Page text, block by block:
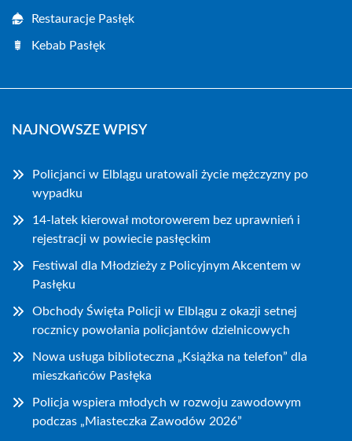
Restauracje Pasłęk
Kebab Pasłęk
NAJNOWSZE WPISY
Policjanci w Elblągu uratowali życie mężczyzny po
wypadku
14-latek kierował motorowerem bez uprawnień i
rejestracji w powiecie pasłęckim
Festiwal dla Młodzieży z Policyjnym Akcentem w
Pasłęku
Obchody Święta Policji w Elblągu z okazji setnej
rocznicy powołania policjantów dzielnicowych
Nowa usługa biblioteczna „Książka na telefon” dla
mieszkańców Pasłęka
Policja wspiera młodych w rozwoju zawodowym
podczas „Miasteczka Zawodów 2026”